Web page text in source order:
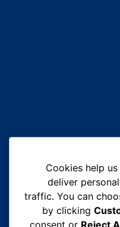
Cookies help
deliver
traffic. You can
by clicking